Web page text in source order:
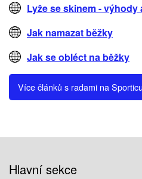
Lyže se skinem -
Jak namazat běžky
Jak se obléct na běžky
Více článků s radami na
Hlavní sekce